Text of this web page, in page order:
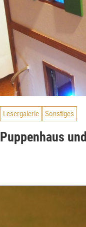
Lesergalerie Sonstiges
Puppenhaus